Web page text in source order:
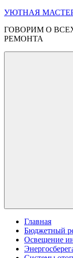
Перейти
содержимому
УЮТНАЯ
ГОВОРИМ О
РЕМОНТА
Главная
Бюджетный
Освещение